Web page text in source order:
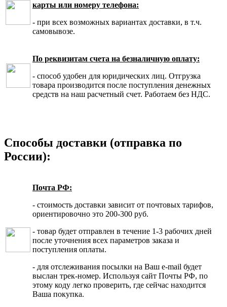
карты или номеру телефона:
- при всех возможных вариантах доставки, в т.ч.
самовывозе.
По реквизитам счета на безналичную оплату:
- способ удобен для юридических лиц. Отгрузка
товара производится после поступления денежных
средств на наш расчетный счет. Работаем без НДС.
Способы доставки (отправка по
России):
Почта РФ:
- стоимость доставки зависит от почтовых тарифов,
ориентировочно это 200-300 руб.
- товар будет отправлен в течение 1-3 рабочих дней
после уточнения всех параметров заказа и
поступления оплаты.
- для отслеживания посылки на Ваш e-mail будет
выслан трек-номер. Используя сайт Почты РФ, по
этому коду легко проверить, где сейчас находится
Ваша покупка.